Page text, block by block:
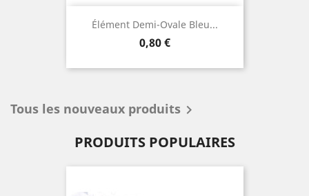
Élément Demi-Ovale Bleu...
Prix
0,80 €
Tous les nouveaux produits 
PRODUITS POPULAIRES